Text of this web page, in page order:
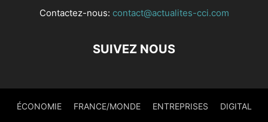
Contactez-nous: contact@actualites-cci.com
SUIVEZ NOUS
ÉCONOMIE FRANCE/MONDE ENTREPRISES DIGITAL